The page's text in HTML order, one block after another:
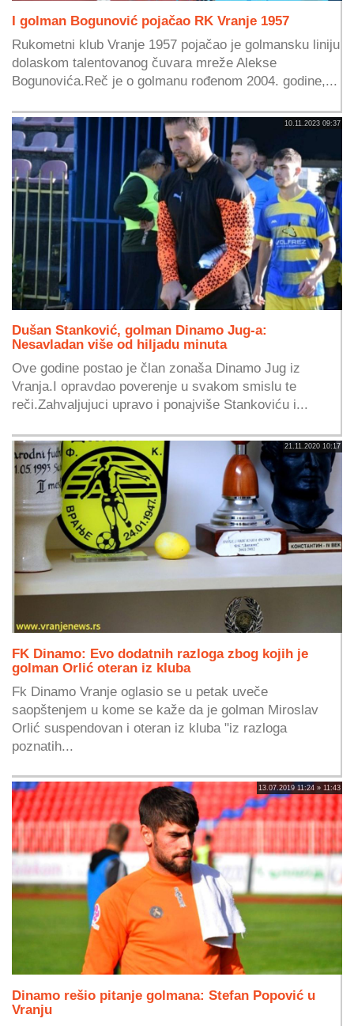
I golman Bogunović pojačao RK Vranje 1957
Rukometni klub Vranje 1957 pojačao je golmansku liniju
dolaskom talentovanog čuvara mreže Alekse
Bogunovića.Reč je o golmanu rođenom 2004. godine,...
10.11.2023 09:37
Dušan Stanković, golman Dinamo Jug-a:
Nesavladan više od hiljadu minuta
Ove godine postao je član zonaša Dinamo Jug iz
Vranja.I opravdao poverenje u svakom smislu te
reči.Zahvaljujuci upravo i ponajviše Stankoviću i...
21.11.2020 10:17
FK Dinamo: Evo dodatnih razloga zbog kojih je
golman Orlić oteran iz kluba
Fk Dinamo Vranje oglasio se u petak uveče
saopštenjem u kome se kaže da je golman Miroslav
Orlić suspendovan i oteran iz kluba "iz razloga
poznatih...
13.07.2019 11:24 » 11:43
Dinamo rešio pitanje golmana: Stefan Popović u
Vranju